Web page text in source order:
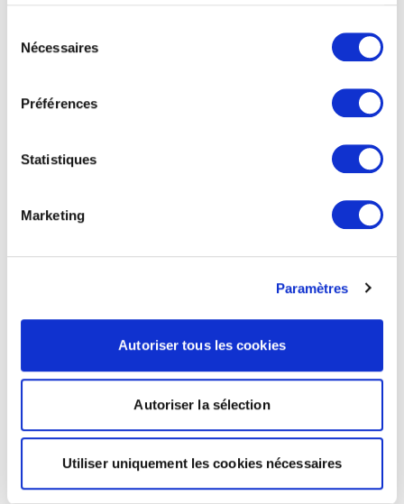
Nécessaires
Préférences
Statistiques
Marketing
Paramètres
Autoriser tous les cookies
Autoriser la sélection
Utiliser uniquement les cookies nécessaires